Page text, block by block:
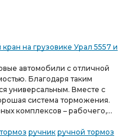
на грузовике Урал 5557 и
автомобили с отличной
Благодаря таким
универсальным. Вместе с
система торможения.
комплексов – рабочего,...
тормоз ручник ручной тормоз